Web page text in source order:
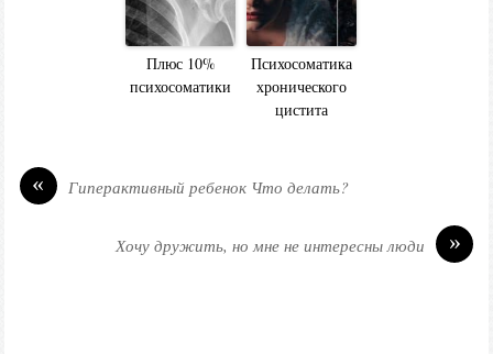
Плюс 10%
психосоматики
Психосоматика
хронического
цистита
« Гиперактивный ребенок Что делать?
»
Хочу дружить, но мне не интересны люди